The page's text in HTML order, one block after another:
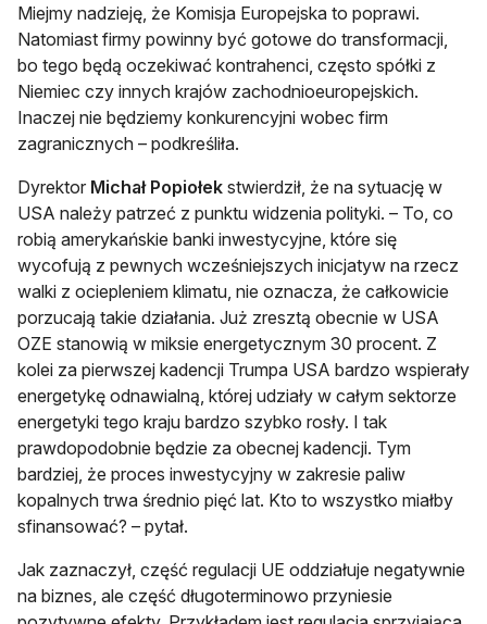
Miejmy nadzieję, że Komisja Europejska to poprawi.
Natomiast firmy powinny być gotowe do transformacji,
bo tego będą oczekiwać kontrahenci, często spółki z
Niemiec czy innych krajów zachodnioeuropejskich.
Inaczej nie będziemy konkurencyjni wobec firm
zagranicznych – podkreśliła.
Dyrektor Michał Popiołek stwierdził, że na sytuację w
USA należy patrzeć z punktu widzenia polityki. – To, co
robią amerykańskie banki inwestycyjne, które się
wycofują z pewnych wcześniejszych inicjatyw na rzecz
walki z ociepleniem klimatu, nie oznacza, że całkowicie
porzucają takie działania. Już zresztą obecnie w USA
OZE stanowią w miksie energetycznym 30 procent. Z
kolei za pierwszej kadencji Trumpa USA bardzo wspierały
energetykę odnawialną, której udziały w całym sektorze
energetyki tego kraju bardzo szybko rosły. I tak
prawdopodobnie będzie za obecnej kadencji. Tym
bardziej, że proces inwestycyjny w zakresie paliw
kopalnych trwa średnio pięć lat. Kto to wszystko miałby
sfinansować? – pytał.
Jak zaznaczył, część regulacji UE oddziałuje negatywnie
na biznes, ale część długoterminowo przyniesie